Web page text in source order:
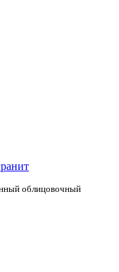
облицовочный